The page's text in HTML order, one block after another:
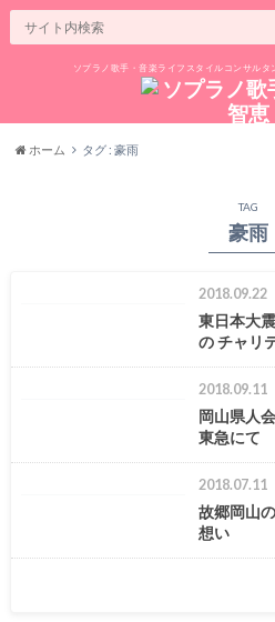
ソプラノ歌手・音楽ライフスタイルコンサルタ
ホーム タグ : 豪雨
TAG
豪雨
2018.09.22
東日本大
の チャリ
2018.09.11
岡山県人
東急にて
2018.07.11
故郷岡山
想い